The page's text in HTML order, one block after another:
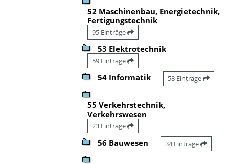
52 Maschinenbau, Energietechnik,
Fertigungstechnik
95 Einträge
53 Elektrotechnik
59 Einträge
54 Informatik 58 Einträge
55 Verkehrstechnik,
Verkehrswesen
23 Einträge
56 Bauwesen 34 Einträge